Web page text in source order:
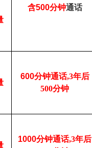
含500分钟通话
600分钟通话,3年后
500分钟
1000分钟通话,3年后